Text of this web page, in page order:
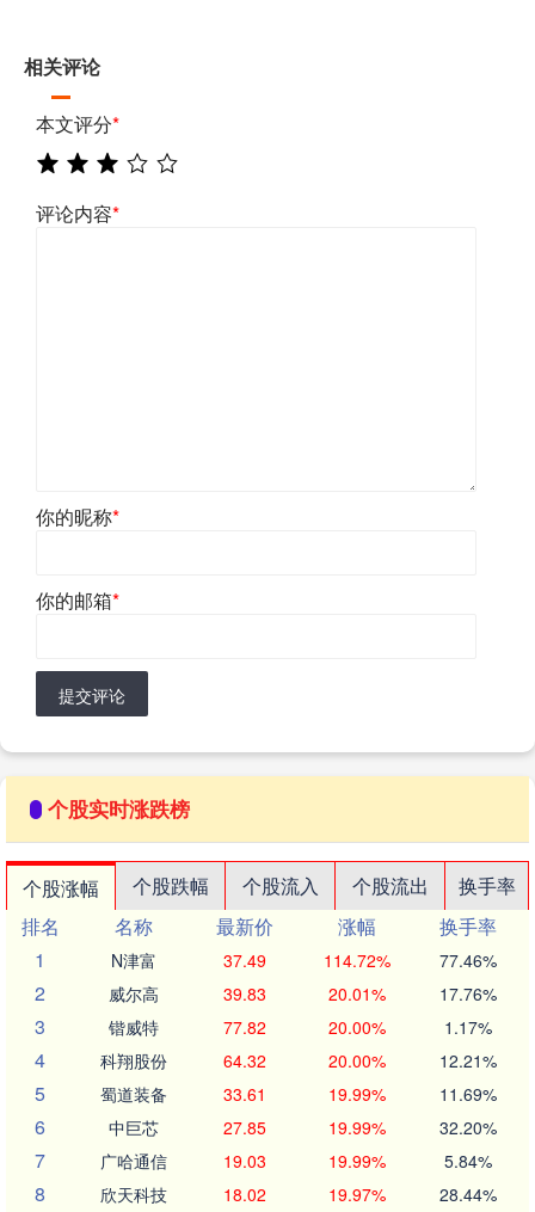
相关评论
本文评分*
评论内容*
你的昵称*
你的邮箱*
提交评论
个股实时涨跌榜
个股涨幅 个股跌幅 个股流入 个股流出
换手率
排名
名称 最新价 涨幅
换手率
1
N津富 37.49 114.72% 77.46%
2 威尔高 39.83 20.01% 17.76%
3 锴威特 77.82 20.00% 1.17%
4 科翔股份 64.32 20.00% 12.21%
5 蜀道装备 33.61 19.99% 11.69%
6 中巨芯 27.85 19.99% 32.20%
7 广哈通信 19.03 19.99% 5.84%
8 欣天科技 18.02 19.97% 28.44%